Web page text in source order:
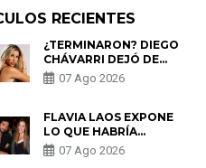
RECIENTES
¿TERMINARON? DIEGO
CHÁVARRI DEJÓ DE
SEGUIR A GABRIELA
HERRERA Y ANUNCIA SU
07 Ago 2026
FLAVIA LAOS EXPONE
LO QUE HABRÍA
BUSCADO PABLO
HEREDIA CON ALE
07 Ago 2026